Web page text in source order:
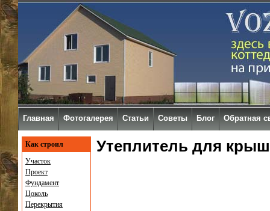
Утеплитель для
Как строил
Участок
Проект
Фундамент
Цоколь
Перекрытия
Главная Фотогалерея Статьи Советы Блог Обратная